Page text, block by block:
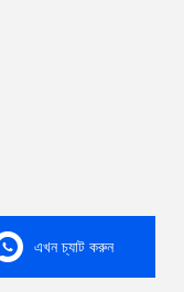
এখন চ্যাট করুন